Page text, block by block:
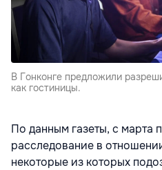
В Гонконге предложили
как гостиницы.
По данным газеты, с марта
расследование в
некоторые из которых